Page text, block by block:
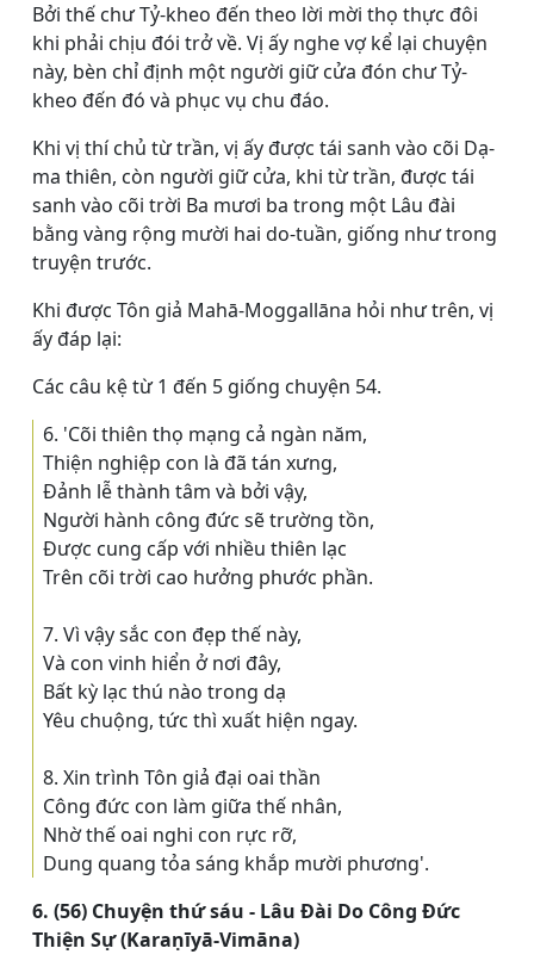
Bởi thế chư Tỷ-kheo đến theo lời mời thọ thực đôi
khi phải chịu đói trở về. Vị ấy nghe vợ kể lại chuyện
này, bèn chỉ định một người giữ cửa đón chư Tỷ-
kheo đến đó và phục vụ chu đáo.
Khi vị thí chủ từ trần, vị ấy được tái sanh vào cõi Dạ-
ma thiên, còn người giữ cửa, khi từ trần, được tái
sanh vào cõi trời Ba mươi ba trong một Lâu đài
bằng vàng rộng mười hai do-tuần, giống như trong
truyện trước.
Khi được Tôn giả Mahā-Moggallāna hỏi như trên, vị
ấy đáp lại:
Các câu kệ từ 1 đến 5 giống chuyện 54.
6. 'Cõi thiên thọ mạng cả ngàn năm,
Thiện nghiệp con là đã tán xưng,
Ðảnh lễ thành tâm và bởi vậy,
Người hành công đức sẽ trường tồn,
Ðược cung cấp với nhiều thiên lạc
Trên cõi trời cao hưởng phước phần.
7. Vì vậy sắc con đẹp thế này,
Và con vinh hiển ở nơi đây,
Bất kỳ lạc thú nào trong dạ
Yêu chuộng, tức thì xuất hiện ngay.
8. Xin trình Tôn giả đại oai thần
Công đức con làm giữa thế nhân,
Nhờ thế oai nghi con rực rỡ,
Dung quang tỏa sáng khắp mười phương'.
6. (56) Chuyện thứ sáu - Lâu Ðài Do Công Ðức
Thiện Sự (Karaṇīyā-Vimāna)